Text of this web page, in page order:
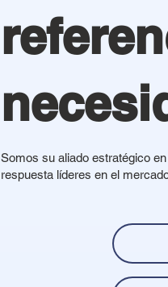
Somos su aliado estratégico
respuesta líderes en el